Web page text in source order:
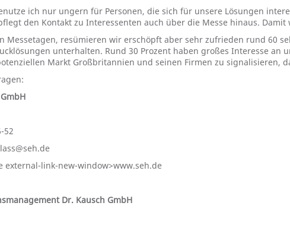
ich nur ungern für Personen, die sich für unsere Lösungen
den Kontakt zu Interessenten auch über die Messe hinaus.
Messetagen, resümieren wir erschöpft aber sehr zufrieden rund 60
unterhalten. Rund 30 Prozent haben großes Interesse
Markt Großbritannien und seinen Firmen zu signalisieren,
52
external-link-new-window>www.seh.de
Dr. Kausch GmbH